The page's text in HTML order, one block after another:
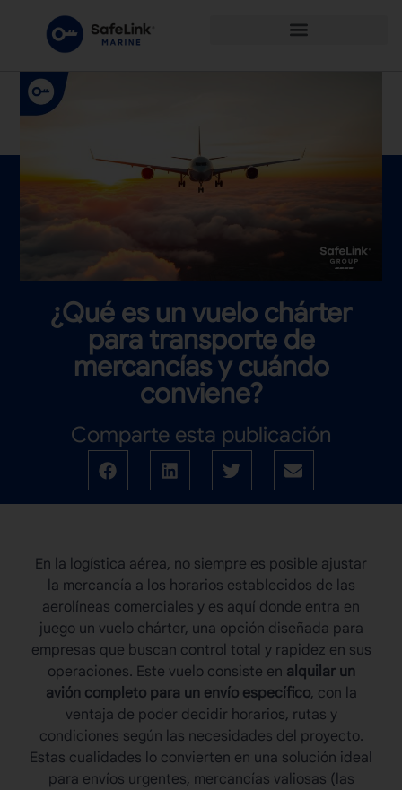
¿Qué es un vuelo chárter
para transporte de
mercancías y cuándo
conviene?
Comparte esta publicación
En la logística aérea, no siempre es posible ajustar
la mercancía a los horarios establecidos de las
aerolíneas comerciales y es aquí donde entra en
juego un vuelo chárter, una opción diseñada para
empresas que buscan control total y rapidez en sus
operaciones. Este vuelo consiste en alquilar un
avión completo para un envío específico, con la
ventaja de poder decidir horarios, rutas y
condiciones según las necesidades del proyecto.
Estas cualidades lo convierten en una solución ideal
para envíos urgentes, mercancías valiosas (las